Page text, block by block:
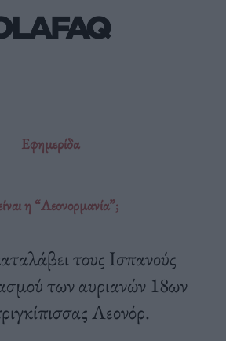
Εφημερίδα
η “Λεονορμανία”;
τους Ισπανούς
των αυριανών 18ων
Λεονόρ.